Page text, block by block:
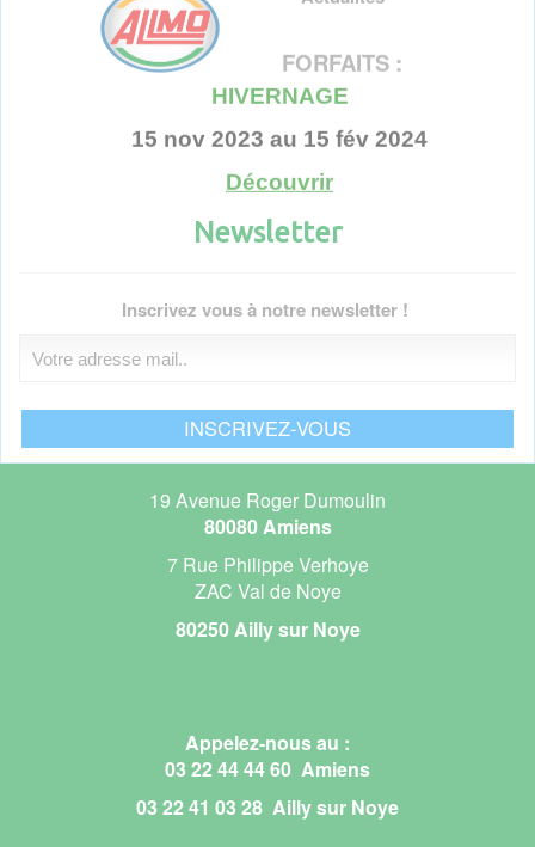
HIVERNAGE
Voir toutes les actualités
Newsletter
Inscrivez vous à notre newsletter !
19 Avenue Roger Dumoulin
80080 Amiens
7 Rue Philippe Verhoye
ZAC Val de Noye
80250 Ailly sur Noye
Appelez-nous au :
03 22 44 44 60 Amiens
03 22 41 03 28 Ailly sur Noye